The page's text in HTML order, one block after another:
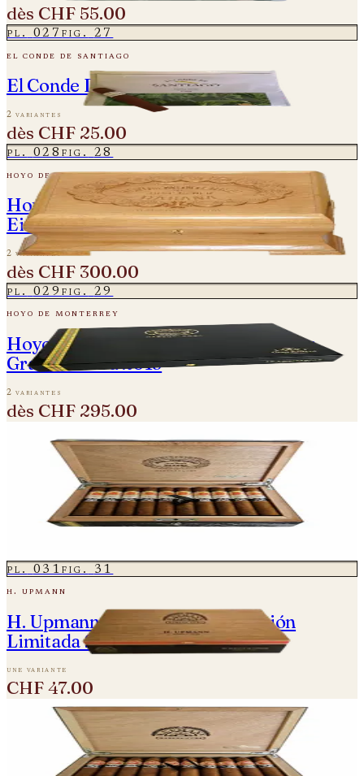
dès CHF 55.00
pl. 027fig. 27
el conde de santiago
El Conde De Santiago - Robustos
2 variantes
dès CHF 25.00
pl. 028fig. 28
hoyo de monterrey
Hoyo de Monterrey - Diademas 2004 -
Einzelne Zigarre
2 variantes
dès CHF 300.00
pl. 029fig. 29
hoyo de monterrey
Hoyo de Monterrey - Double Coronas
Gran Reserva 2013
2 variantes
dès CHF 295.00
hoyo de monterrey
Hoyo de Monterrey Epicure No. 2 Reserva
Cosecha 2012
pl. 031fig. 31
h. upmann
H. Upmann Magnum Finite Edición
Limitada 2024
une variante
CHF 47.00
032fig. 32
h. upmann
H. Upmann No. 2 Reserva Cosecha 2010